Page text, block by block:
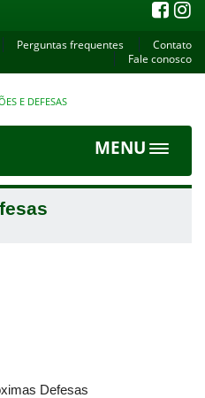
Perguntas frequentes
Contato
Fale conosco
E DEFESAS
MENU
Toggle
Defesas